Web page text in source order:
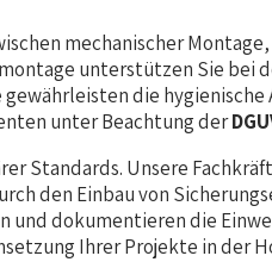
mechanischer
unterstützen Sie
gewährleisten die
unter Beachtung der
Standards. Unsere
den Einbau von
dokumentieren die
Ihrer Projekte in der